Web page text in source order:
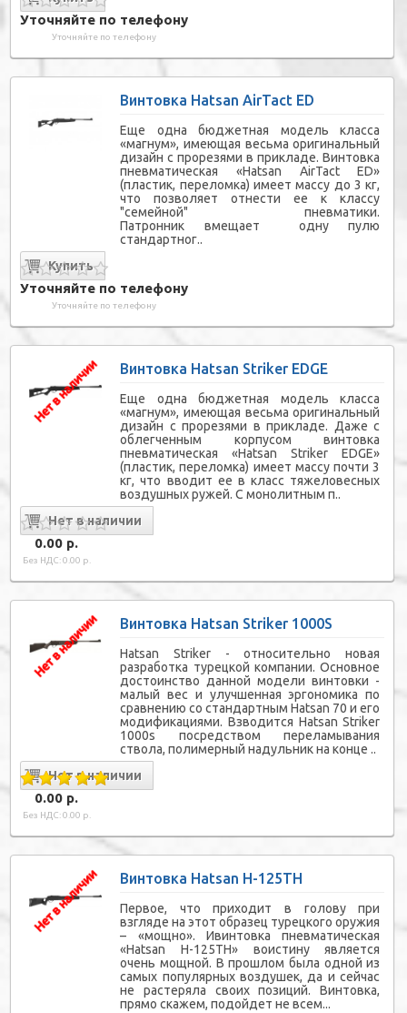
Уточняйте по телефону
Уточняйте по телефону
Винтовка Hatsan AirTact ED
Еще одна бюджетная модель класса
«магнум», имеющая весьма оригинальный
дизайн с прорезями в прикладе. Винтовка
пневматическая «Hatsan AirTact ED»
(пластик, переломка) имеет массу до 3 кг,
что позволяет отнести ее к классу
"семейной" пневматики.
Патронник вмещает одну пулю
стандартног..
Уточняйте по телефону
Уточняйте по телефону
Винтовка Hatsan Striker EDGE
Еще одна бюджетная модель класса
«магнум», имеющая весьма оригинальный
дизайн с прорезями в прикладе. Даже с
облегченным корпусом винтовка
пневматическая «Hatsan Striker EDGE»
(пластик, переломка) имеет массу почти 3
кг, что вводит ее в класс тяжеловесных
воздушных ружей. С монолитным п..
0.00 р.
Без НДС: 0.00 р.
Винтовка Hatsan Striker 1000S
Hatsan Striker - относительно новая
разработка турецкой компании. Основное
достоинство данной модели винтовки -
малый вес и улучшенная эргономика по
сравнению со стандартным Hatsan 70 и его
модификациями. Взводится Hatsan Striker
1000s посредством переламывания
ствола, полимерный надульник на конце ..
0.00 р.
Без НДС: 0.00 р.
Винтовка Hatsan H-125TH
Первое, что приходит в голову при
взгляде на этот образец турецкого оружия
– «мощно». Ивинтовка пневматическая
«Hatsan H-125TH» воистину является
очень мощной. В прошлом была одной из
самых популярных воздушек, да и сейчас
не растеряла своих позиций. Винтовка,
прямо скажем, подойдет не всем...